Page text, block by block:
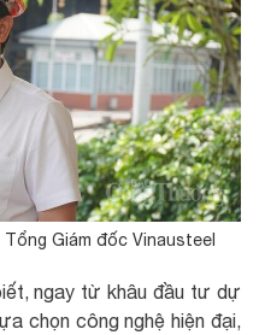
Giám đốc Vinausteel
ngay từ khâu đầu tư dự
chọn công nghệ hiện đại,